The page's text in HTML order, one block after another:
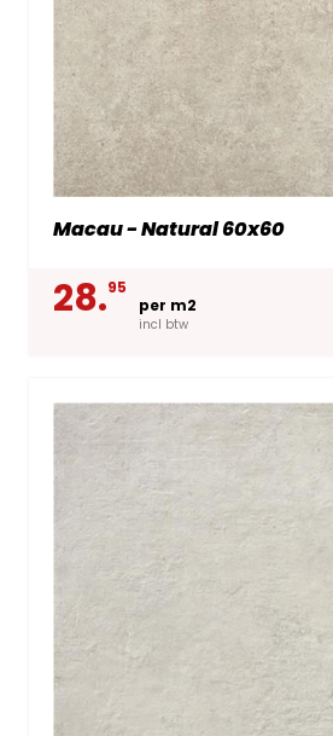
Macau - Natural 60x60
28.95
per m2
incl btw